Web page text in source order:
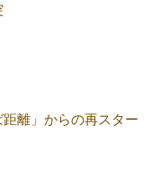
距離」からの再スター